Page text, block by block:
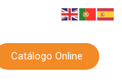
Catálogo Online